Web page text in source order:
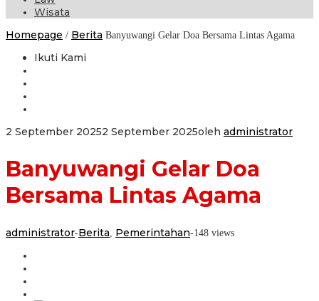
Wisata
Homepage / Berita Banyuwangi Gelar Doa Bersama Lintas Agama
Ikuti Kami
2 September 20252 September 2025oleh administrator
Banyuwangi Gelar Doa
Bersama Lintas Agama
administrator-Berita Pemerintahan-148 views